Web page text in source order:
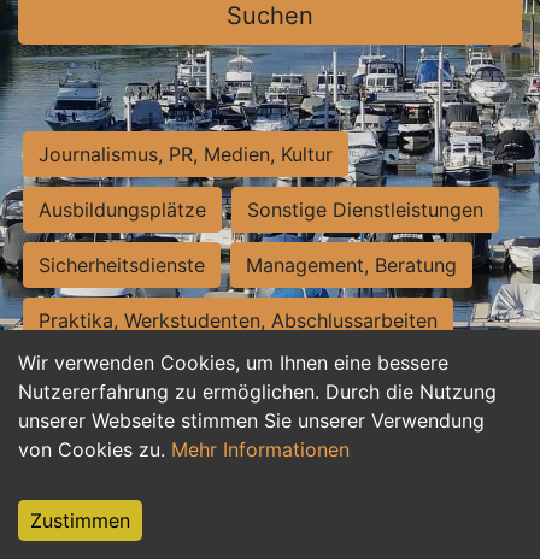
Wir verwenden Cookies, um Ihnen eine bessere
Nutzererfahrung zu ermöglichen. Durch die Nutzung
unserer Webseite stimmen Sie unserer Verwendung
von Cookies zu. Mehr Informationen
Zustimmen
Suchen
Journalismus, PR, Medien, Kultur
Ausbildungsplätze Sonstige Dienstleistungen
Sicherheitsdienste Management, Beratung
Praktika, Werkstudenten, Abschlussarbeiten
Personalwesen Assistenz, Sekretariat
Hilfskräfte, Aushilfs- und Nebenjobs
Weiterbildung, Studium, duale Ausbildung